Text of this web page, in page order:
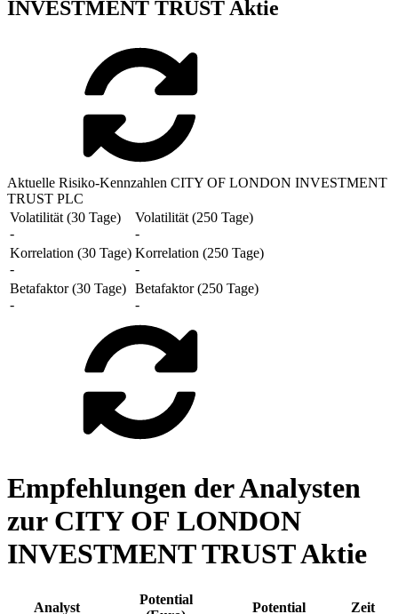
INVESTMENT TRUST Aktie
Aktuelle Risiko-Kennzahlen CITY OF LONDON INVESTMENT
TRUST PLC
Volatilität (30 Tage)
-
Volatilität (250 Tage)
-
Korrelation (30 Tage)
-
Korrelation (250 Tage)
-
Betafaktor (30 Tage)
-
Betafaktor (250 Tage)
-
Empfehlungen der Analysten
zur CITY OF LONDON
INVESTMENT TRUST Aktie
Analyst
Potential
Potential Zeit